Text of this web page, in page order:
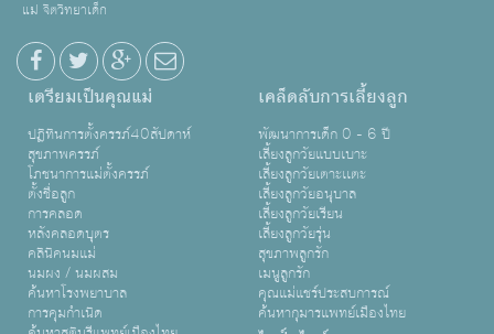
แม่ จิตวิทยาเด็ก
เตรียมเป็นคุณแม่
ปฏิทินการตั้งครรภ์40สัปดาห์
สุขภาพครรภ์
โภชนาการแม่ตั้งครรภ์
ตั้งชื่อลูก
การคลอด
หลังคลอดบุตร
คลินิคนมแม่
นมผง / นมผสม
ค้นหาโรงพยาบาล
การคุมกำเนิด
เคล็ดลับการเลี้ยงลูก
พัฒนาการเด็ก 0 - 6 ปี
เลี้ยงลูกวัยแบบเบาะ
เลี้ยงลูกวัยเตาะเเตะ
เลี้ยงลูกวัยอนุบาล
เลี้ยงลูกวัยเรียน
เลี้ยงลูกวัยรุ่น
สุขภาพลูกรัก
เมนูลูกรัก
คุณแม่แชร์ประสบการณ์
ค้นหากุมารแพทย์เมืองไทย